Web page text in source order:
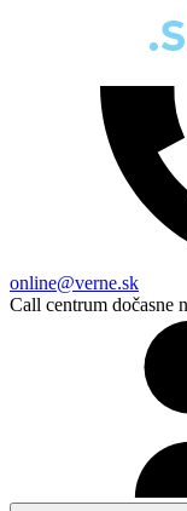
online@verne.sk
Call centrum dočasne